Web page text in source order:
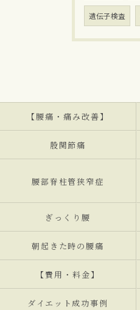
遺伝子検査
【腰痛・痛み改善】
股関節痛
腰部脊柱管狭窄症
ぎっくり腰
朝起きた時の腰痛
【費用・料金】
ダイエット成功事例